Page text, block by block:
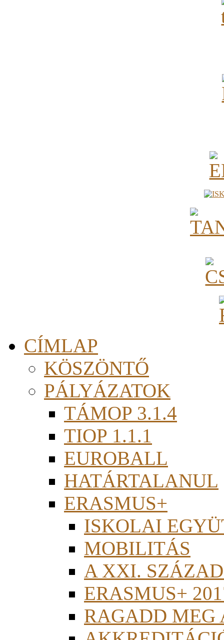
CÍMLAP
KÖSZÖNTŐ
PÁLYÁZATOK
TÁMOP 3.1.4
TIOP 1.1.1
EUROBALL
HATÁRTALANUL
ERASMUS+
ISKOLAI
MOBILITÁS
A XXI.
ERASMUS+
RAGADD MEG